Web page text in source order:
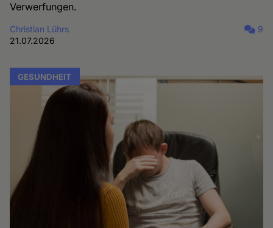
Verwerfungen.
Christian Lührs
21.07.2026
9
GESUNDHEIT